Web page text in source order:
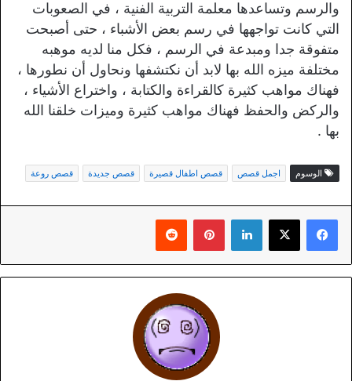
والرسم وتساعدها معلمة التربية الفنية ، في الصعوبات
التي كانت تواجهها في رسم بعض الأشباء ، حتى أصبحت
متفوقة جدا ومبدعة في الرسم ، فكل منا لديه موهبه
مختلفة ميزه الله بها لابد أن نكتشفها ونحاول أن نطورها ،
فهناك مواهب كثيرة كالقراءة والكتابة ، واختراع الأشياء ،
والركض والحفظ فهناك مواهب كثيرة وميزات خلقنا الله
بها .
الوسوم اجمل قصص قصص اطفال قصيرة قصص جديدة قصص روعة
لينكدإن بينتيريست